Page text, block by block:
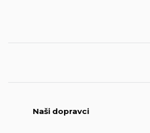
Naši dopravci